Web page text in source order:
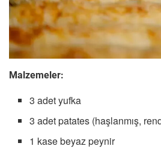
Malzemeler:
3 adet yufka
3 adet patates (haşlanmış,
1 kase beyaz peynir